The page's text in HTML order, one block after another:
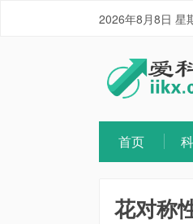
2026年8月8日 星
首页
花对称